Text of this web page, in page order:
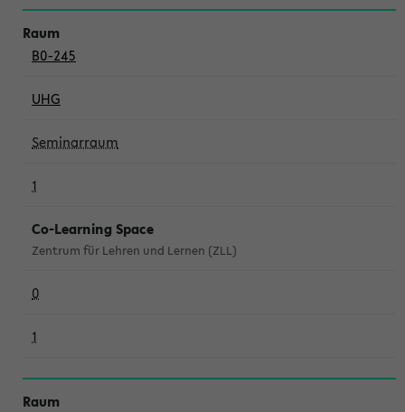
B0-245
UHG
Seminarraum
1
Co-Learning Space
Zentrum für Lehren und Lernen (ZLL)
0
1